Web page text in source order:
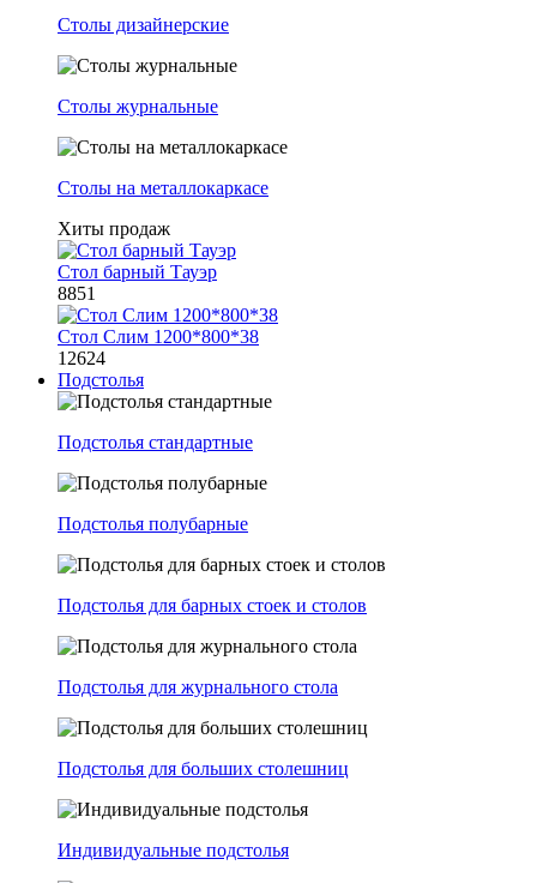
Столы дизайнерские
Столы журнальные
Столы на металлокаркасе
Хиты продаж
Стол барный Тауэр
8851
Стол Слим 1200*800*38
12624
Подстолья
Подстолья стандартные
Подстолья полубарные
Подстолья для барных стоек и столов
Подстолья для журнального стола
Подстолья для больших столешниц
Индивидуальные подстолья